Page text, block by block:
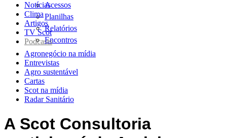
Acessos
Planilhas
Relatórios
Encontros
Notícias
Clima
Artigos
TV Scot
Podcasts
Agronegócio na mídia
Entrevistas
Agro sustentável
Cartas
Scot na mídia
Radar Sanitário
A Scot Consultoria